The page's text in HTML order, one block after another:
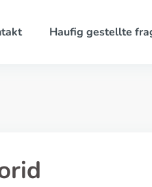
Haufig gestellte